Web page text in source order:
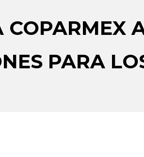
COPARMEX
PARA